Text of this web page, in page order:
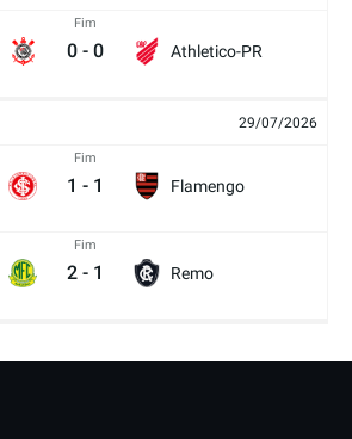
Fim
0 - 0 Athletico-PR
29/07/2026
Fim
1 - 1 Flamengo
Fim
2 - 1 Remo